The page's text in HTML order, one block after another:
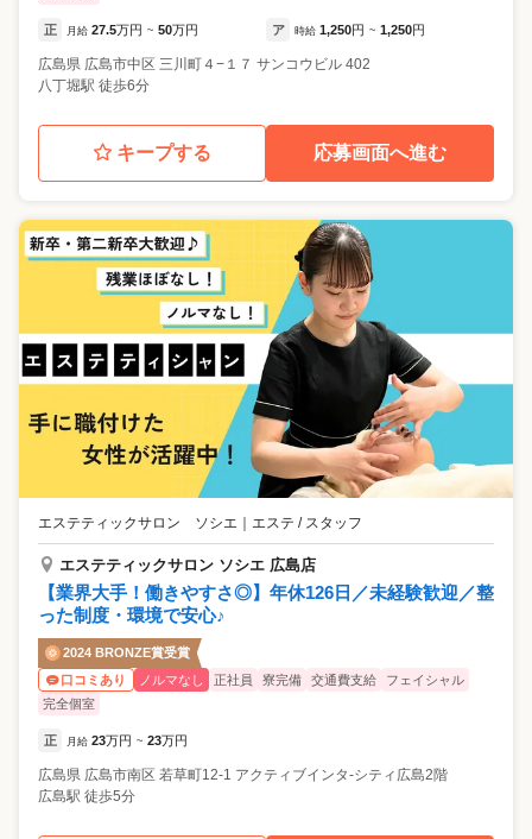
正 月給 27.5万円 ~ 50万円 ア 時給 1,250円 ~ 1,250円
広島県 広島市中区 三川町４−１７ サンコウビル 402
八丁堀駅 徒歩6分
キープする 応募画面へ進む
エステティックサロン ソシエ エステ / スタッフ
エステティックサロン ソシエ 広島店
【業界大手！働きやすさ◎】年休126日／未経験歓迎／整
った制度・環境で安心♪
2024 BRONZE賞受賞
口コミあり
ノルマなし 正社員 寮完備 交通費支給
フェイシャル
完全個室
正 月給 23万円 ~ 23万円
広島県 広島市南区 若草町12-1 アクティブインタ-シティ広島2階
広島駅 徒歩5分